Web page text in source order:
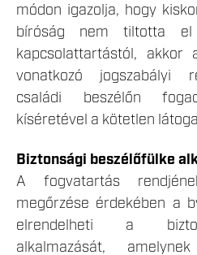
módon igazolja, hogy
bíróság nem tiltotta
kapcsolattartástól, akkor
vonatkozó jogszabályi
családi beszélőn
kíséretével a kötetlen
Biztonsági beszélőfülke
A fogvatartás
megőrzése érdekében a
elrendelheti a
alkalmazását,